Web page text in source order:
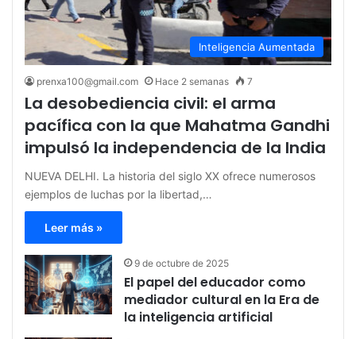
Inteligencia Aumentada
prenxa100@gmail.com Hace 2 semanas 7
La desobediencia civil: el arma
pacífica con la que Mahatma Gandhi
impulsó la independencia de la India
NUEVA DELHI. La historia del siglo XX ofrece numerosos
ejemplos de luchas por la libertad,…
Leer más »
9 de octubre de 2025
El papel del educador como
mediador cultural en la Era de
la inteligencia artificial